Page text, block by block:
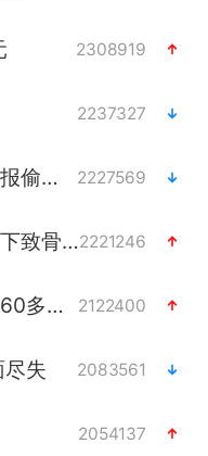
2308919
2237327
知名编剧汪海林被实名举报偷税漏税 2227569
男童模仿奥特曼从高处跳下致骨折2221246
富婆带资进组给自己硬加60多场吻戏 2122400
失 2083561
2054137